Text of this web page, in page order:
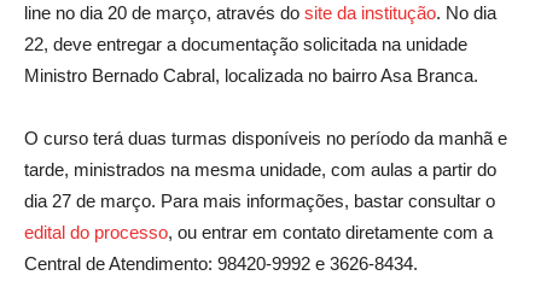
line no dia 20 de março, através do site da institução. No dia
22, deve entregar a documentação solicitada na unidade
Ministro Bernado Cabral, localizada no bairro Asa Branca.
O curso terá duas turmas disponíveis no período da manhã e
tarde, ministrados na mesma unidade, com aulas a partir do
dia 27 de março. Para mais informações, bastar consultar o
edital do processo, ou entrar em contato diretamente com a
Central de Atendimento: 98420-9992 e 3626-8434.